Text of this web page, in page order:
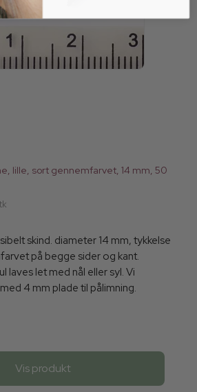
lille, sort gennemfarvet, 14 mm, 50
skind. diameter 14 mm, tykkelse
på begge sider og kant.
laves let med nål eller syl. Vi
4 mm plade til pålimning.
Vis produkt